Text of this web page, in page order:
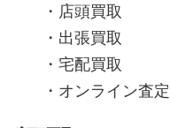
・店頭買取
・出張買取
・宅配買取
・オンライン査定